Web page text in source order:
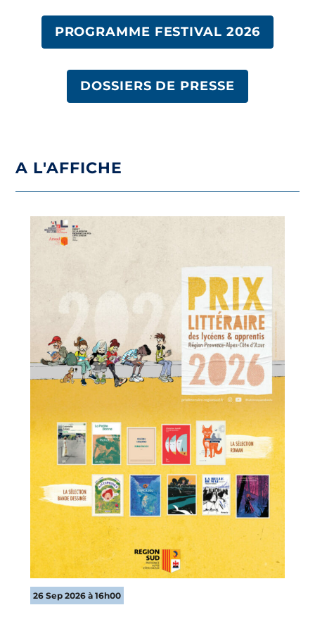
PROGRAMME FESTIVAL 2026
DOSSIERS DE PRESSE
A L'AFFICHE
26 Sep 2026 à 16h00